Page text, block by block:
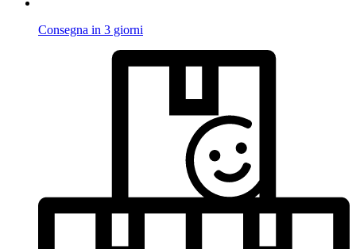
Consegna in 3 giorni